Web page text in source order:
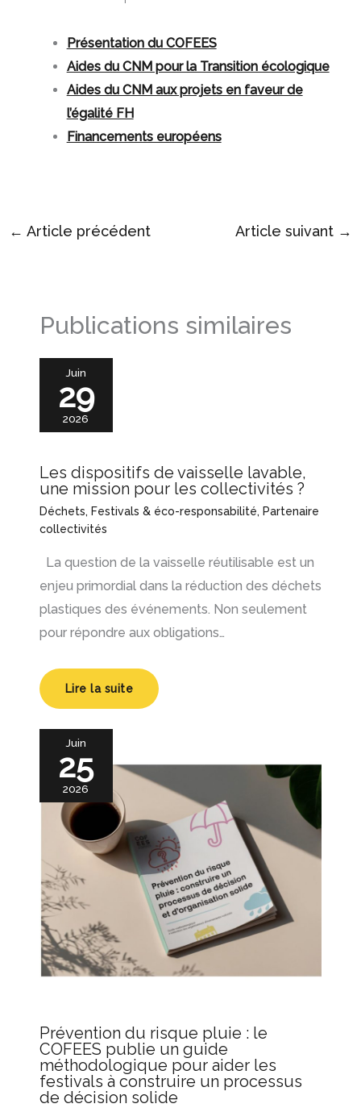
Présentation du COFEES
Aides du CNM pour la Transition écologique
Aides du CNM aux projets en faveur de
l’égalité FH
Financements européens
← Article précédent Article suivant →
Publications similaires
Juin
29
2026
Les dispositifs de vaisselle lavable,
une mission pour les collectivités ?
Déchets, Festivals & éco-responsabilité, Partenaire
collectivités
La question de la vaisselle réutilisable est un
enjeu primordial dans la réduction des déchets
plastiques des événements. Non seulement
pour répondre aux obligations…
Lire la suite
Juin
25
2026
Prévention du risque pluie : le
COFEES publie un guide
méthodologique pour aider les
festivals à construire un processus
de décision solide